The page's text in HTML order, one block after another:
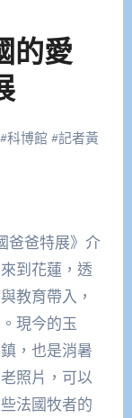
的愛
#科博館 #記者黃
到花蓮，透
教育帶入，
現今的玉
，也是消暑
照片，可以
法國牧者的